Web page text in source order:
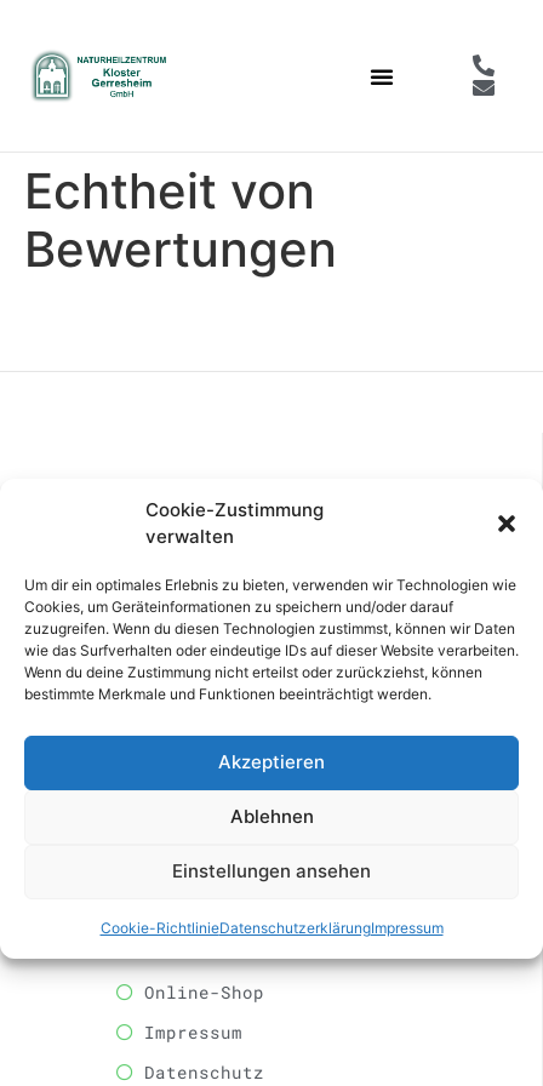
Cookie-Zustimmung
verwalten
Um dir ein optimales Erlebnis zu bieten, verwenden wir Technologien wie
Cookies, um Geräteinformationen zu speichern und/oder darauf
zuzugreifen. Wenn du diesen Technologien zustimmst, können wir Daten
wie das Surfverhalten oder eindeutige IDs auf dieser Website verarbeiten.
Wenn du deine Zustimmung nicht erteilst oder zurückziehst, können
bestimmte Merkmale und Funktionen beeinträchtigt werden.
Akzeptieren
Ablehnen
Einstellungen ansehen
Cookie-RichtlinieDatenschutzerklärungImpressum
Echtheit von
Bewertungen
Online Shop des Naturheilzentrums
Kloster Gerresheim GmbH
Lierenfelder Straße 51C
40231 Düsseldorf
mail@dr-petersohn.com
Online-Shop
Impressum
Datenschutz